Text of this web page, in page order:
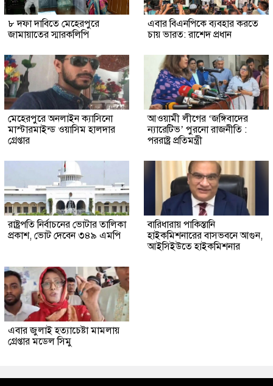
৮ দফা দাবিতে মেহেরপুরে
জামায়াতের স্মারকলিপি
এবার বিএনপিকে ব্যবহার করতে
চায় ভারত: রাশেদ প্রধান
মেহেরপুরে অনলাইন ক্যাসিনো
মাস্টারমাইন্ড ওয়াসিম হালদার
গ্রেপ্তার
আওয়ামী লীগের ‘জঙ্গিবাদের
ন্যারেটিভ’ পুরনো রাজনীতি :
পররাষ্ট্র প্রতিমন্ত্রী
রাষ্ট্রপতি নির্বাচনের ভোটার তালিকা
প্রকাশ, ভোট দেবেন ৩৪৯ এমপি
বারিধারায় পাকিস্তানি
হাইকমিশনারের বাসভবনে আগুন,
আইসিইউতে হাইকমিশনার
এবার জুলাই হত্যাচেষ্টা মামলায়
গ্রেপ্তার মডেল সিমু